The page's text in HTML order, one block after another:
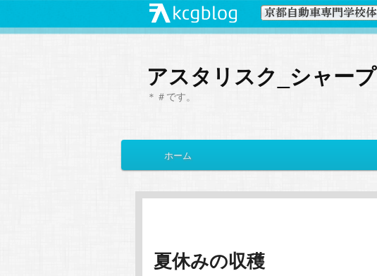
アスタリスク_シャープ
＊＃です。
イ
メ
イ
コ
サ
ブ
ン
ホーム
夏休みの収穫